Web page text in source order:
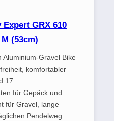
GRX 610
(53cm)
Aluminium-Gravel Bike
komfortabler
17
für Gepäck und
für Gravel, lange
Pendelweg.